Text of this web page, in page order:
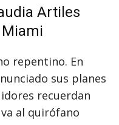
Artiles
repentino. En
sus planes
recuerdan
al quirófano